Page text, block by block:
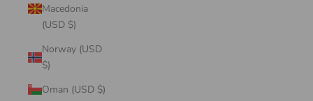
Macedonia
(USD $)
Norway (USD
$)
Oman (USD $)